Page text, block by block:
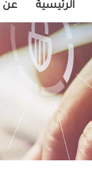
الرئيسية عن